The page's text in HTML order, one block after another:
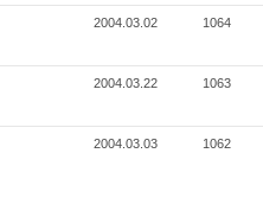
2004.03.02 1064
2004.03.22 1063
2004.03.03 1062